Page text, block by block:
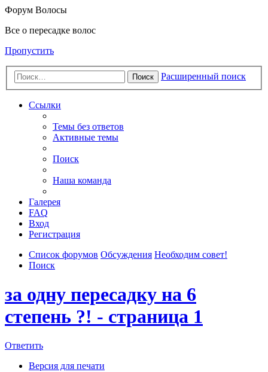
Форум Волосы
Все о пересадке волос
Пропустить
Поиск Расширенный поиск
Ссылки
Темы без ответов
Активные темы
Поиск
Наша команда
Галерея
FAQ
Вход
Регистрация
Список форумов Обсуждения Необходим совет!
Поиск
за одну пересадку на 6
степень ?! - страница 1
Ответить
Версия для печати